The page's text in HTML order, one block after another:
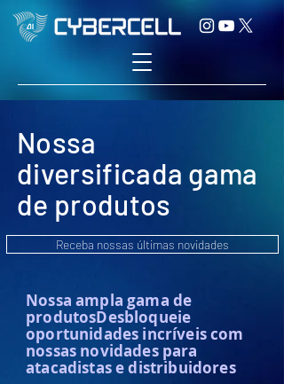
Nossa
diversificada gama
de produtos
Receba nossas últimas novidades
Nossa ampla gama de
produtosDesbloqueie
oportunidades incríveis com
nossas novidades para
atacadistas e distribuidores